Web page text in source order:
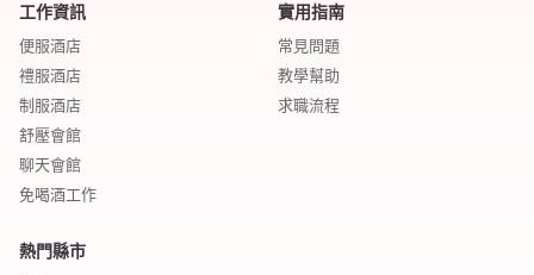
工作資訊
便服酒店
禮服酒店
制服酒店
舒壓會館
聊天會館
免喝酒工作
實用指南
常見問題
教學幫助
求職流程
熱門縣市